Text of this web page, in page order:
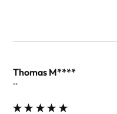
Thomas M****
""